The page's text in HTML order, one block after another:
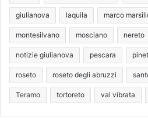
giulianova laquila marco
montesilvano mosciano nereto
notizie giulianova pescara
roseto roseto degli abruzzi
Teramo tortoreto val vibrata